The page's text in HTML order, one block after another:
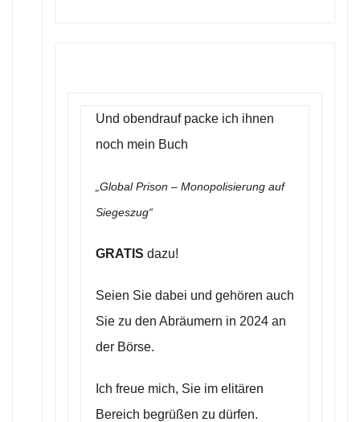
Und obendrauf packe ich ihnen
noch mein Buch
„Global Prison – Monopolisierung auf
Siegeszug“
GRATIS dazu!
Seien Sie dabei und gehören auch
Sie zu den Abräumern in 2024 an
der Börse.
Ich freue mich, Sie im elitären
Bereich begrüßen zu dürfen.